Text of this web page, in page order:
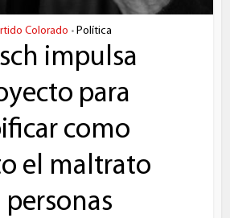
Colorado • Política
impulsa
para
como
el maltrato
personas